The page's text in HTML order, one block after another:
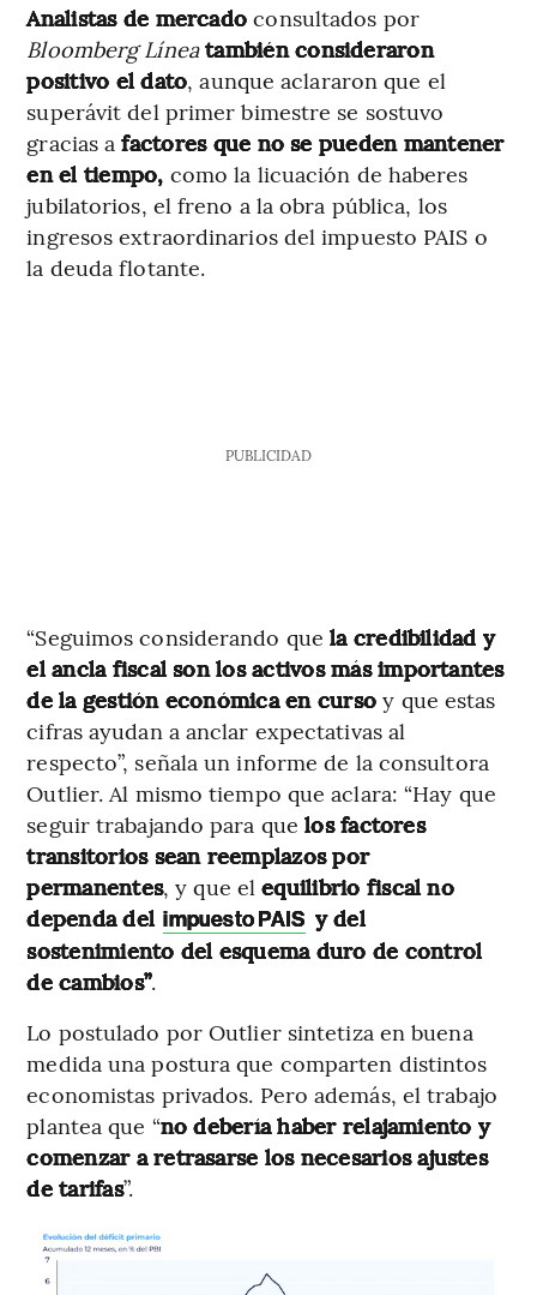
Analistas de mercado consultados por
Bloomberg Líneatambién consideraron
positivo el dato, aunque aclararon que el
superávit del primer bimestre se sostuvo
gracias afactores que no se pueden mantener
en el tiempo, como la licuación de haberes
jubilatorios, el freno a la obra pública, los
ingresos extraordinarios del impuesto PAIS o
la deuda flotante.
PUBLICIDAD
“Seguimos considerando quela credibilidad y
el ancla fiscal son los activos más importantes
de la gestión económica en cursoy que estas
cifras ayudan a anclar expectativas al
respecto”, señala un informe de la consultora
Outlier. Al mismo tiempo que aclara: “Hay que
seguir trabajando para quelos factores
transitorios sean reemplazos por
permanentes, y que elequilibrio fiscal no
dependa del impuesto PAIS y del
sostenimiento del esquema duro de control
de cambios”.
Lo postulado por Outlier sintetiza en buena
medida una postura que comparten distintos
economistas privados. Pero además, el trabajo
plantea que “no debería haber relajamiento y
comenzar a retrasarse los necesarios ajustes
de tarifas”.